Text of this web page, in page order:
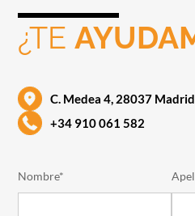
¿TE
C. Medea 4, 28037 Madrid
+34 910 061 582
Nombre*